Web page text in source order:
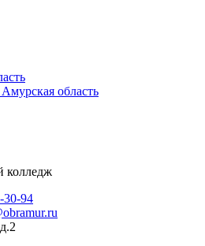
область
колледж
30-94